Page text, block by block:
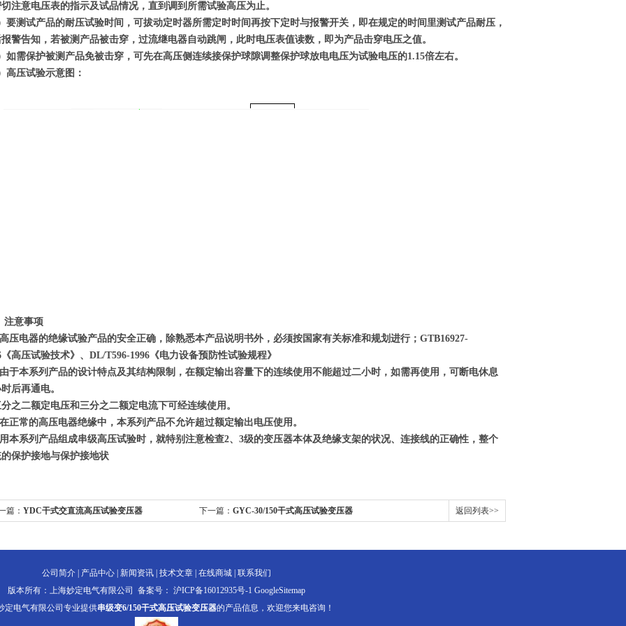
注意电压表的指示及试品情况，直到调到所需试验高压为止。
）要测试产品的耐压试验时间，可拔动定时器所需定时时间再按下定时与报警开关，即在规定的时间里测试产品耐压，
警告知，若被测产品被击穿，过流继电器自动跳闸，此时电压表值读数，即为产品击穿电压之值。
）如需保护被测产品免被击穿，可先在高压侧连续接保护球隙调整保护球放电电压为试验电压的1.15倍左右。
高压试验示意图：
注意事项
高压电器的绝缘试验产品的安全正确，除熟悉本产品说明书外，必须按国家有关标准和规划进行；GTB16927-
《高压试验技术》、DL/T596-1996《电力设备预防性试验规程》
由于本系列产品的设计特点及其结构限制，在额定输出容量下的连续使用不能超过二小时，如需再使用，可断电休息
后再通电。
之二额定电压和三分之二额定电流下可经连续使用。
在正常的高压电器绝缘中，本系列产品不允许超过额定输出电压使用。
用本系列产品组成串级高压试验时，就特别注意检查2、3级的变压器本体及绝缘支架的状况、连接线的正确性，整个
保护接地与保护接地状
篇： YDC干式交直流高压试验变压器 下一篇： GYC-30/150干式高压试验变压器 返回列表>>
公司简介 产品中心 新闻资讯 技术文章 在线商城 联系我们
版本所有：上海妙定电气有限公司 备案号： 沪ICP备16012935号-1 GoogleSitemap
定电气有限公司专业提供串级变6/150干式高压试验变压器的产品信息，欢迎您来电咨询！